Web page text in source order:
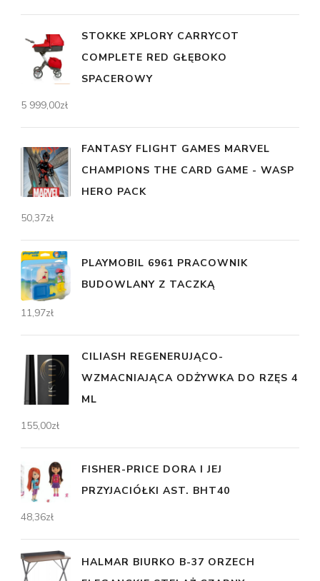
STOKKE XPLORY CARRYCOT
COMPLETE RED GŁĘBOKO
SPACEROWY
5 999,00zł
FANTASY FLIGHT GAMES MARVEL
CHAMPIONS THE CARD GAME - WASP
HERO PACK
50,37zł
PLAYMOBIL 6961 PRACOWNIK
BUDOWLANY Z TACZKĄ
11,97zł
CILIASH REGENERUJĄCO-
WZMACNIAJĄCA ODŻYWKA DO RZĘS 4
ML
155,00zł
FISHER-PRICE DORA I JEJ
PRZYJACIÓŁKI AST. BHT40
48,36zł
HALMAR BIURKO B-37 ORZECH